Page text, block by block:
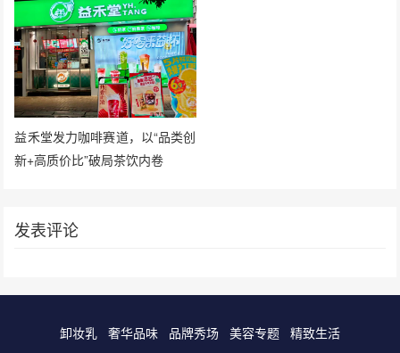
益禾堂发力咖啡赛道，以“品类创
新+高质价比”破局茶饮内卷
发表评论
卸妆乳 奢华品味 品牌秀场 美容专题 精致生活